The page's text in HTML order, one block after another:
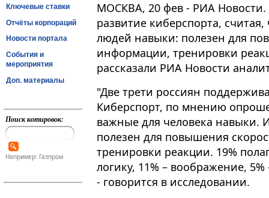
Ключевые ставки
Отчёты корпораций
Новости портала
События и
мероприятия
Доп. материалы
Поиск котировок:
Например: Газпром
МОСКВА, 20 фев - РИА Новости.
развитие киберспорта,
людей навыки: полезен для
информации, тренировки
рассказали РИА Новости
"Две трети россиян
Киберспорт, по мнению
важные для человека навыки​​​.
полезен для повышения
тренировки реакции. 19%
логику, 11% – воображение,
- говорится в исследовании.